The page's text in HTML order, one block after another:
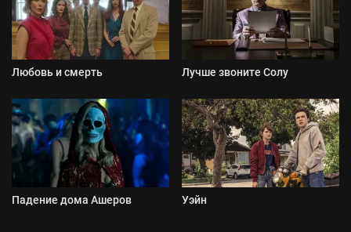
Любовь и смерть Лучше звоните Солу
Падение дома Ашеров Уэйн